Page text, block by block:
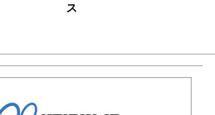
ス